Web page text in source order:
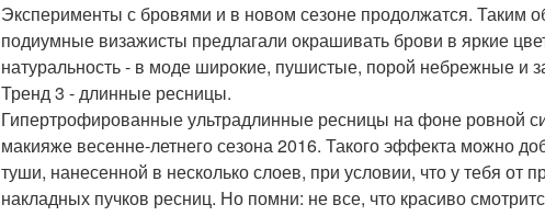
Эксперименты с бровями и в новом сезоне продолжатся. Таким
подиумные визажисты предлагали окрашивать брови в яркие
натуральность - в моде широкие, пушистые, порой небрежные и
Тренд 3 - длинные ресницы.
Гипертрофированные ультрадлинные ресницы на фоне ровной
макияже весенне-летнего сезона 2016. Такого эффекта можно
туши, нанесенной в несколько слоев, при условии, что у тебя
накладных пучков ресниц. Но помни: не все, что красиво